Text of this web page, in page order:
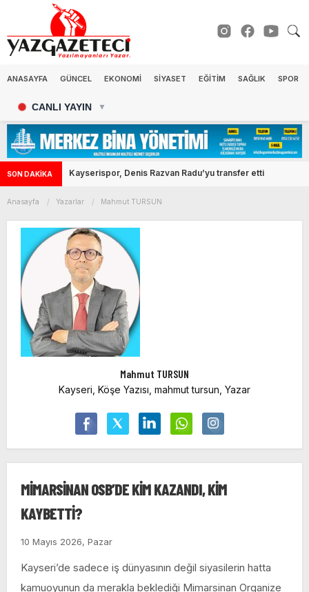
ANASAYFA GÜNCEL EKONOMİ SİYASET EĞİTİM SAĞLIK SPOR
CANLI YAYIN ▼
SON DAKİKA Kayserispor, Denis Razvan Radu’yu transfer etti
Anasayfa Yazarlar Mahmut TURSUN
Mahmut TURSUN
Kayseri, Köşe Yazısı, mahmut tursun, Yazar
MİMARSİNAN OSB’DE KİM KAZANDI, KİM
KAYBETTİ?
10 Mayıs 2026, Pazar
Kayseri’de sadece iş dünyasının değil siyasilerin hatta
kamuoyunun da merakla beklediği Mimarsinan Organize